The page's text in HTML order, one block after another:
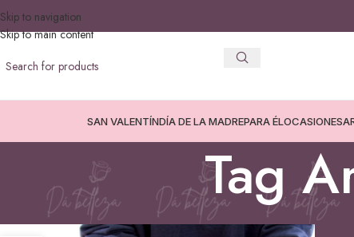
Skip to navigation
Skip to main content
SAN VALENTÍNDÍA DE LA MADREPARA ÉLOCASIONES
Tag